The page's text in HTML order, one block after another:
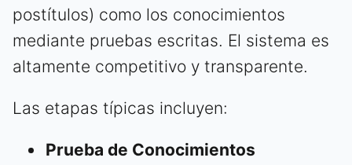
postítulos) como los conocimientos
mediante pruebas escritas. El sistema es
altamente competitivo y transparente.
Las etapas típicas incluyen:
Prueba de Conocimientos